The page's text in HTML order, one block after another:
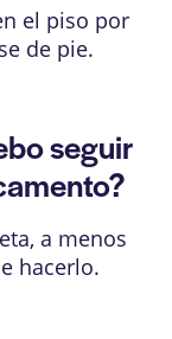
el piso por
de pie.
seguir
a menos
hacerlo.